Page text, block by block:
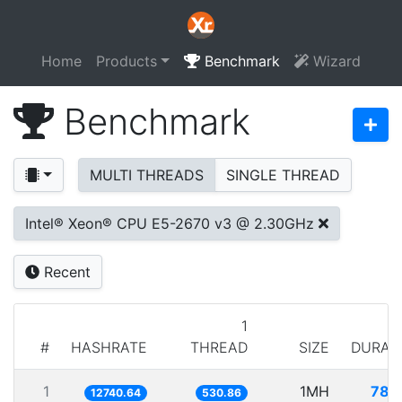
Home Products Benchmark Wizard
Benchmark
MULTI THREADS SINGLE THREAD
Intel® Xeon® CPU E5-2670 v3 @ 2.30GHz
Recent
# HASHRATE
1
THREAD
SIZE
1 12740.64 530.86 1MH